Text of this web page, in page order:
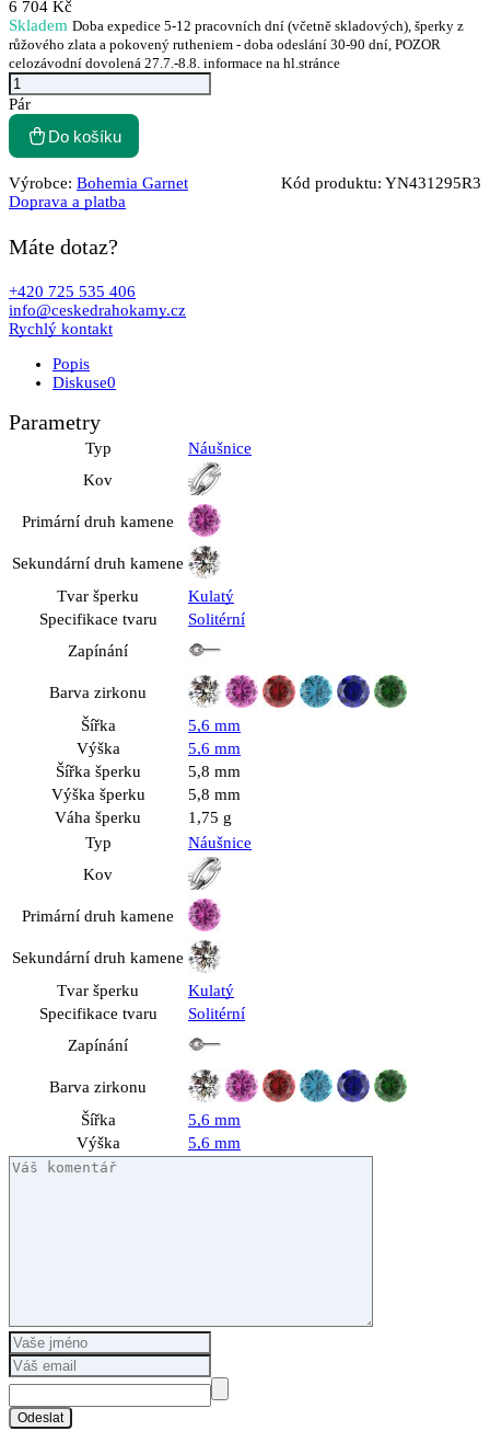
6 704 Kč
Skladem Doba expedice 5-12 pracovních dní (včetně skladových), šperky z
růžového zlata a pokovený rutheniem - doba odeslání 30-90 dní, POZOR
celozávodní dovolená 27.7.-8.8. informace na hl.stránce
Pár
Do košíku
Výrobce: Bohemia Garnet Kód produktu: YN431295R3
Doprava a platba
Máte dotaz?
+420 725 535 406
info@ceskedrahokamy.cz
Rychlý kontakt
Popis
Diskuse0
Parametry
Typ
Náušnice
Kov
Primární druh kamene
Sekundární druh kamene
Tvar šperku
Kulatý
Specifikace tvaru
Solitérní
Zapínání
Barva zirkonu
Šířka
5,6 mm
Výška
5,6 mm
Šířka šperku
5,8 mm
Výška šperku
5,8 mm
Váha šperku
1,75 g
Typ
Náušnice
Kov
Primární druh kamene
Sekundární druh kamene
Tvar šperku
Kulatý
Specifikace tvaru
Solitérní
Zapínání
Barva zirkonu
Šířka
5,6 mm
Výška
5,6 mm
Odeslat